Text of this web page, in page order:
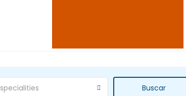
specialities Buscar